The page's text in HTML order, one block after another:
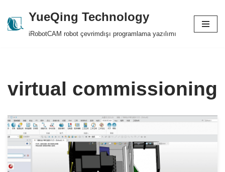
Skip
YueQing Technology
iRobotCAM robot çevrimdışı programlama yazılımı
virtual commissioning